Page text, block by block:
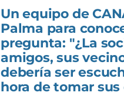
Un equipo de
Palma para
pregunta: "¿La
amigos, sus
debería ser
hora de tomar